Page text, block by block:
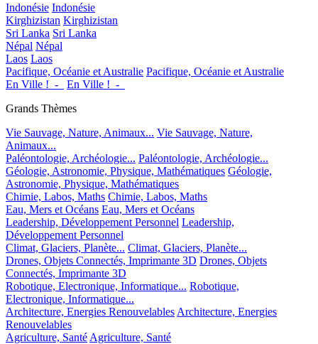
Indonésie Indonésie
Kirghizistan Kirghizistan
Sri Lanka Sri Lanka
Népal Népal
Laos Laos
Pacifique, Océanie et Australie Pacifique, Océanie et Australie
En Ville !_-_
En Ville !_-_
Grands Thèmes
Vie Sauvage, Nature, Animaux... Vie Sauvage, Nature,
Animaux...
Paléontologie, Archéologie... Paléontologie, Archéologie...
Géologie, Astronomie, Physique, Mathématiques Géologie,
Astronomie, Physique, Mathématiques
Chimie, Labos, Maths Chimie, Labos, Maths
Eau, Mers et Océans Eau, Mers et Océans
Leadership, Développement Personnel Leadership,
Développement Personnel
Climat, Glaciers, Planète... Climat, Glaciers, Planète...
Drones, Objets Connectés, Imprimante 3D Drones, Objets
Connectés, Imprimante 3D
Robotique, Electronique, Informatique... Robotique,
Electronique, Informatique...
Architecture, Energies Renouvelables Architecture, Energies
Renouvelables
Agriculture, Santé Agriculture, Santé